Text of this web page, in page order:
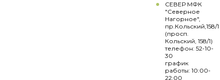
СЕВЕР МФК
"Северное
Нагорное",
пр.Кольский,158/1
(просп.
Кольский, 158/1)
телефон: 52-10-
30
график
работы: 10:00-
22:00